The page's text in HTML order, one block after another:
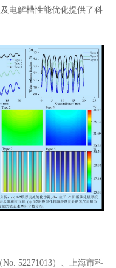
电解槽性能优化提供了科
No. 52271013）、上海市科